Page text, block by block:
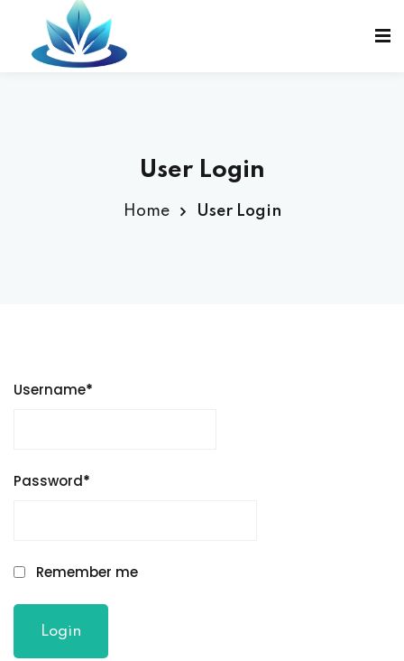
User Login
Home User Login
Username*
Password*
Remember me